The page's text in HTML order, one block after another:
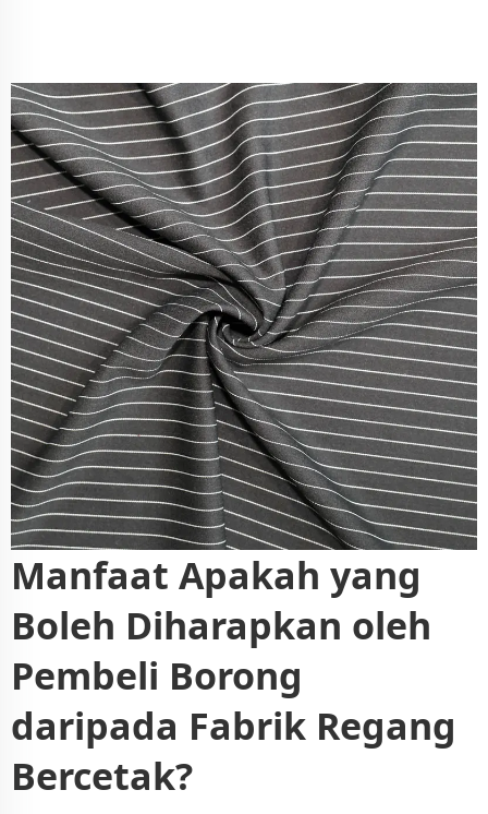
Manfaat Apakah yang
Boleh Diharapkan oleh
Pembeli Borong
daripada Fabrik Regang
Bercetak?